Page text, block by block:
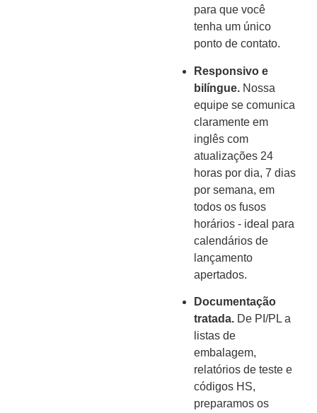
para que você
tenha um único
ponto de contato.
Responsivo e
bilíngue. Nossa
equipe se comunica
claramente em
inglês com
atualizações 24
horas por dia, 7 dias
por semana, em
todos os fusos
horários - ideal para
calendários de
lançamento
apertados.
Documentação
tratada. De PI/PL a
listas de
embalagem,
relatórios de teste e
códigos HS,
preparamos os